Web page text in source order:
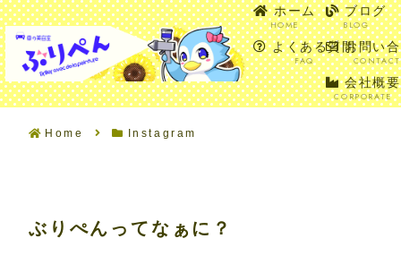
ホーム
HOME
ブログ
BLOG
よくある質問
FAQ
お問い
CONTACT
会社概要
CORPORATE
Home Instagram
ぶりぺんってなぁに？
SEARCH